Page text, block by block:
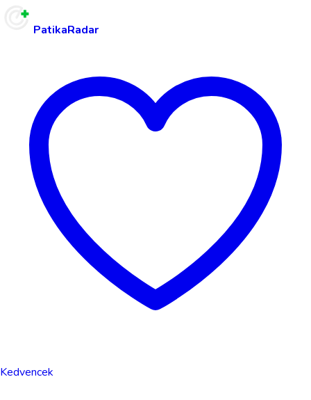
PatikaRadar
Kedvencek